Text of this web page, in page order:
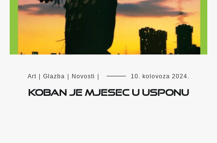
Art Glazba Novosti 10. kolovoza 2024.
Koban je Mjesec u usponu